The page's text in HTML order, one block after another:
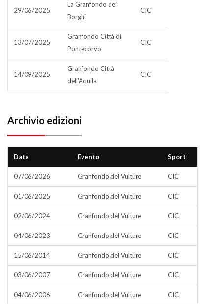
29/06/2025
La Granfondo dei
Borghi
CIC
13/07/2025
Granfondo Città di
Pontecorvo
CIC
14/09/2025
Granfondo Città
dell'Aquila
CIC
Archivio edizioni
Data Evento Sport
07/06/2026 Granfondo del Vulture CIC
01/06/2025 Granfondo del Vulture CIC
02/06/2024 Granfondo del Vulture CIC
04/06/2023 Granfondo del Vulture CIC
15/06/2014 Granfondo del Vulture CIC
03/06/2007 Granfondo del Vulture CIC
04/06/2006 Granfondo del Vulture CIC